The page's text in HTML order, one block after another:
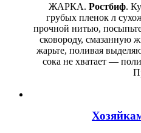
ЖАРКА. Ростбиф.
грубых пленок л
прочной нитью,
сковороду, смазанную
жарьте, поливая
сока не хватает —